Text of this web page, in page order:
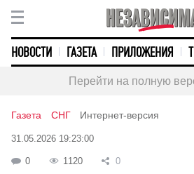
НОВОСТИ ГАЗЕТА ПРИЛОЖЕНИЯ
Перейти на полную
Газета СНГ Интернет-версия
31.05.2026 19:23:00
0 1120 0